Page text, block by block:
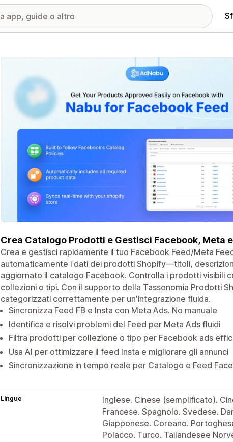
Galleria immagini in evidenza
Crea Catalogo Prodotti e Gestisci Facebook, Meta
Crea e gestisci rapidamente il tuo Facebook Feed/Meta
automaticamente i dati dei prodotti Shopify—titoli,
aggiornato il catalogo Facebook. Controlla i prodotti visibili
collezioni o tipi. Con il supporto della Tassonomia Prodotti
categorizzati correttamente per un'integrazione fluida.
Sincronizza Feed FB e Insta con Meta Ads. No manuale
Identifica e risolvi problemi del Feed per Meta Ads fluidi
Filtra prodotti per collezione o tipo per Facebook ads
Usa AI per ottimizzare il feed Insta e migliorare gli annunci
Sincronizzazione in tempo reale per Catalogo e Feed
Lingue
Inglese. Cinese (semplificato).
Francese. Spagnolo. Svedese.
Giapponese. Coreano.
Polacco. Turco. Tailandesee